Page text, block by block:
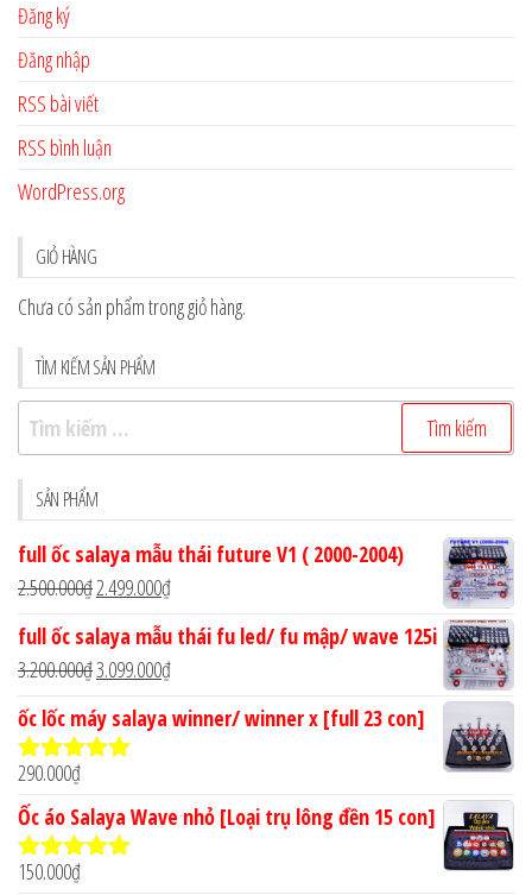
Đăng ký
Đăng nhập
RSS bài viết
RSS bình luận
WordPress.org
GIỎ HÀNG
Chưa có sản phẩm trong giỏ hàng.
TÌM KIẾM SẢN PHẨM
Tìm
kiếm
cho:
SẢN PHẨM
full ốc salaya mẫu thái future V1 ( 2000-2004)
2.500.000₫Giá
là:
2.500.000₫.
2.499.000₫Giá
tại
2.499.000₫.
full ốc salaya mẫu thái fu led/ fu mập/ wave 125i
3.200.000₫Giá
là:
3.099.000₫Giá
tại
3.099.000₫.
ốc lốc máy salaya winner/ winner x [full 23 con]
Được xếp
hạng
sao
290.000₫
Ốc áo Salaya Wave nhỏ [Loại trụ lông đền 15 con]
Được xếp
150.000₫